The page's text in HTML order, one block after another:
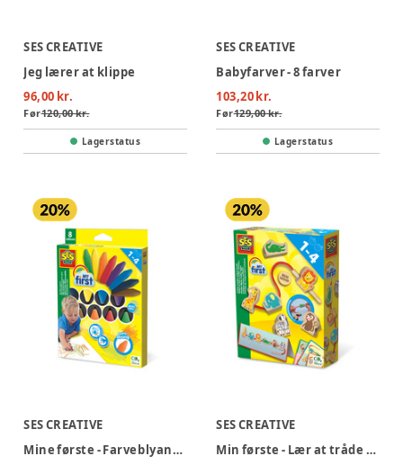
SES CREATIVE
Jeg lærer at klippe
96,00 kr.
Før120,00 kr.
Lagerstatus
SES CREATIVE
Babyfarver - 8 farver
103,20 kr.
Før129,00 kr.
Lagerstatus
SES CREATIVE
Mine første - Farveblyanter 8 stk
SES CREATIVE
Min første - Lær at tråde perler